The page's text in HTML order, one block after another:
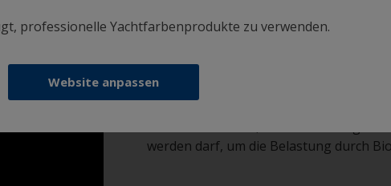
Sie Oberfläche gründlich gereinigt
vorhandene Antifouling jedoch nicht
ist, müssen Sie nach einem leichten
Sperrgrundierung auftragen.
Bitte beachten Sie, dass Antifouling
werden darf, um die Belastung durch
professionelle Yachtfarbenprodukte zu verwenden.
Website anpassen